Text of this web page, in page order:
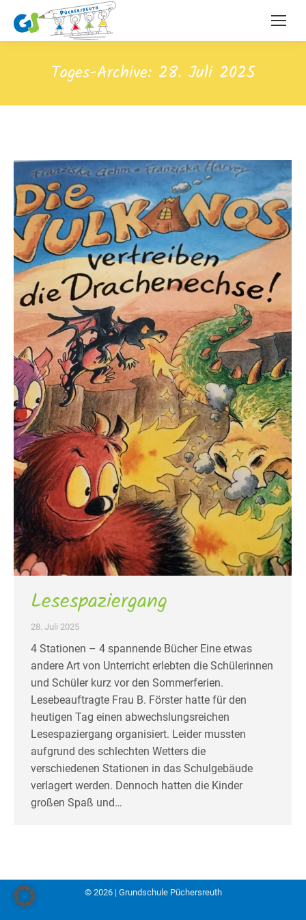
Tages-Archive: 28. Juli 2025
Lesespaziergang
28. Juli 2025
4 Stationen – 4 spannende Bücher Eine etwas
andere Art von Unterricht erlebten die Schülerinnen
und Schüler kurz vor den Sommerferien.
Lesebeauftragte Frau B. Förster hatte für den
heutigen Tag einen abwechslungsreichen
Lesespaziergang organisiert. Leider mussten
aufgrund des schlechten Wetters die
verschiedenen Stationen in das Schulgebäude
verlagert werden. Dennoch hatten die Kinder
großen Spaß und…
© 2026 | Grundschule Püchersreuth